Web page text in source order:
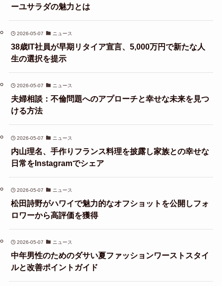
ーユサラダの魅力とは
2026-05-07 ニュース
38歳IT社員が早期リタイア宣言、5,000万円で新たな人
生の選択を提示
2026-05-07 ニュース
夫婦相談：不倫問題へのアプローチと幸せな未来を見つ
ける方法
2026-05-07 ニュース
内山理名、手作りフランス料理を披露し家族との幸せな
日常をInstagramでシェア
2026-05-07 ニュース
松田詩野がハワイで魅力的なオフショットを公開しフォ
ロワーから高評価を獲得
2026-05-07 ニュース
中年男性のためのダサい夏ファッションワーストスタイ
ルと改善ポイントガイド